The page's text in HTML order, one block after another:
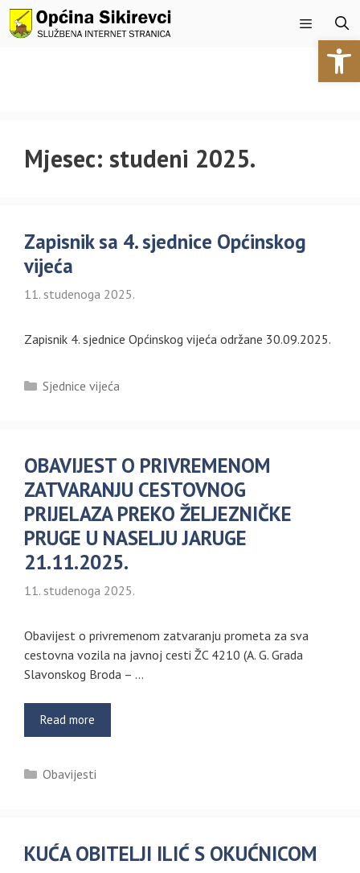
Preskoči
na
Izbornik
Mjesec: studeni 2025.
Zapisnik sa 4. sjednice Općinskog
vijeća
11. studenoga 2025.
Zapisnik 4. sjednice Općinskog vijeća održane 30.09.2025.
Kategorije
Sjednice vijeća
OBAVIJEST O PRIVREMENOM
ZATVARANJU CESTOVNOG
PRIJELAZA PREKO ŽELJEZNIČKE
PRUGE U NASELJU JARUGE
21.11.2025.
11. studenoga 2025.
Obavijest o privremenom zatvaranju prometa za sva
cestovna vozila na javnoj cesti ŽC 4210 (A. G. Grada
Slavonskog Broda – …
Read more
Kategorije
Obavijesti
KUĆA OBITELJI ILIĆ S OKUĆNICOM